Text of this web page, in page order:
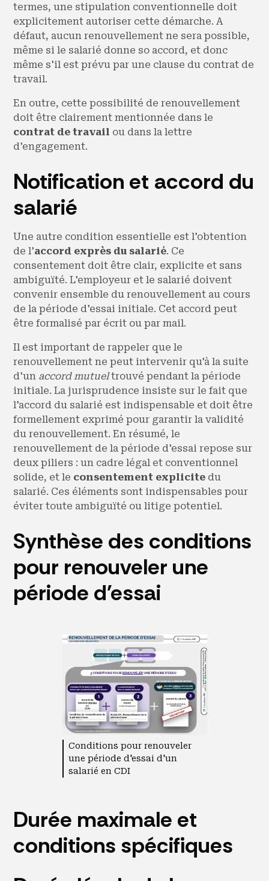
termes, une stipulation conventionnelle doit
explicitement autoriser cette démarche. A
défaut, aucun renouvellement ne sera possible,
même si le salarié donne so accord, et donc
même s'il est prévu par une clause du contrat de
travail.
En outre, cette possibilité de renouvellement
doit être clairement mentionnée dans le
contrat de travail ou dans la lettre
d'engagement.
Notification et accord du
salarié
Une autre condition essentielle est l'obtention
de l'accord exprès du salarié. Ce
consentement doit être clair, explicite et sans
ambiguïté. L'employeur et le salarié doivent
convenir ensemble du renouvellement au cours
de la période d'essai initiale. Cet accord peut
être formalisé par écrit ou par mail.
Il est important de rappeler que le
renouvellement ne peut intervenir qu'à la suite
d'un accord mutueltrouvé pendant la période
initiale. La jurisprudence insiste sur le fait que
l'accord du salarié est indispensable et doit être
formellement exprimé pour garantir la validité
du renouvellement. En résumé, le
renouvellement de la période d'essai repose sur
deux piliers : un cadre légal et conventionnel
solide, et le consentement explicite du
salarié. Ces éléments sont indispensables pour
éviter toute ambiguïté ou litige potentiel.
Synthèse des conditions
pour renouveler une
période d'essai
Conditions pour renouveler
une période d'essai d'un
salarié en CDI
Durée maximale et
conditions spécifiques